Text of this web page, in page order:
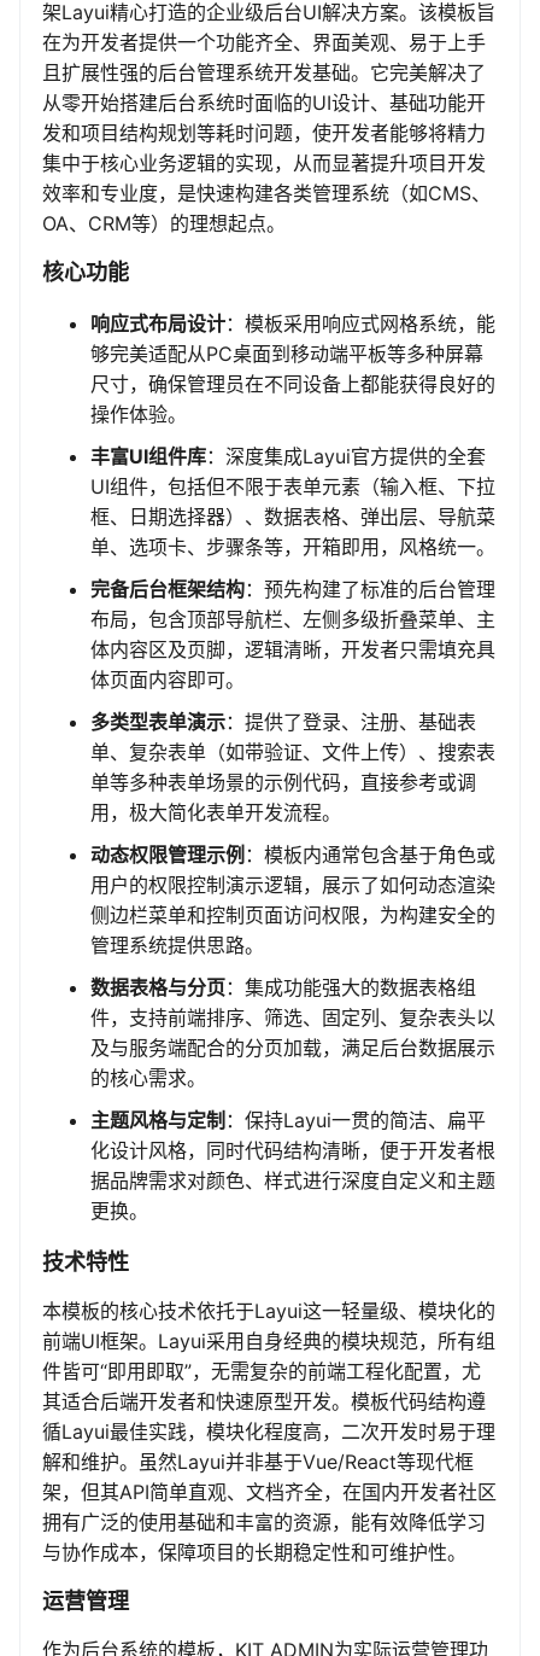
架Layui精心打造的企业级后台UI解决方案。该模板旨
在为开发者提供一个功能齐全、界面美观、易于上手
且扩展性强的后台管理系统开发基础。它完美解决了
从零开始搭建后台系统时面临的UI设计、基础功能开
发和项目结构规划等耗时问题，使开发者能够将精力
集中于核心业务逻辑的实现，从而显著提升项目开发
效率和专业度，是快速构建各类管理系统（如CMS、
OA、CRM等）的理想起点。
核心功能
响应式布局设计：模板采用响应式网格系统，能
够完美适配从PC桌面到移动端平板等多种屏幕
尺寸，确保管理员在不同设备上都能获得良好的
操作体验。
丰富UI组件库：深度集成Layui官方提供的全套
UI组件，包括但不限于表单元素（输入框、下拉
框、日期选择器）、数据表格、弹出层、导航菜
单、选项卡、步骤条等，开箱即用，风格统一。
完备后台框架结构：预先构建了标准的后台管理
布局，包含顶部导航栏、左侧多级折叠菜单、主
体内容区及页脚，逻辑清晰，开发者只需填充具
体页面内容即可。
多类型表单演示：提供了登录、注册、基础表
单、复杂表单（如带验证、文件上传）、搜索表
单等多种表单场景的示例代码，直接参考或调
用，极大简化表单开发流程。
动态权限管理示例 ：模板内通常包含基于角色或
用户的权限控制演示逻辑，展示了如何动态渲染
侧边栏菜单和控制页面访问权限，为构建安全的
管理系统提供思路。
数据表格与分页：集成功能强大的数据表格组
件，支持前端排序、筛选、固定列、复杂表头以
及与服务端配合的分页加载，满足后台数据展示
的核心需求。
主题风格与定制 ：保持Layui一贯的简洁、扁平
化设计风格，同时代码结构清晰，便于开发者根
据品牌需求对颜色、样式进行深度自定义和主题
更换。
技术特性
本模板的核心技术依托于Layui这一轻量级、模块化的
前端UI框架。Layui采用自身经典的模块规范，所有组
件皆可“即用即取”，无需复杂的前端工程化配置，尤
其适合后端开发者和快速原型开发。模板代码结构遵
循Layui最佳实践，模块化程度高，二次开发时易于理
解和维护。虽然Layui并非基于Vue/React等现代框
架，但其API简单直观、文档齐全，在国内开发者社区
拥有广泛的使用基础和丰富的资源，能有效降低学习
与协作成本，保障项目的长期稳定性和可维护性。
运营管理
作为后台系统的模板，KIT ADMIN为实际运营管理功